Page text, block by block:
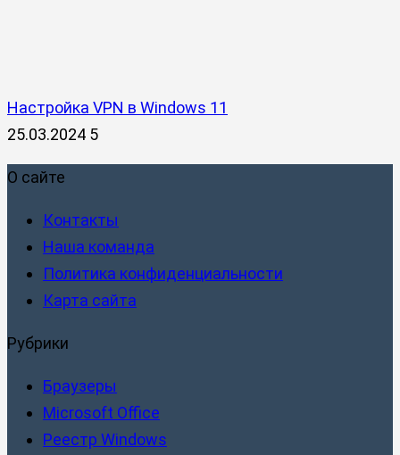
Настройка VPN в Windows 11
25.03.2024 5
О сайте
Контакты
Наша команда
Политика конфиденциальности
Карта сайта
Рубрики
Браузеры
Microsoft Office
Реестр Windows